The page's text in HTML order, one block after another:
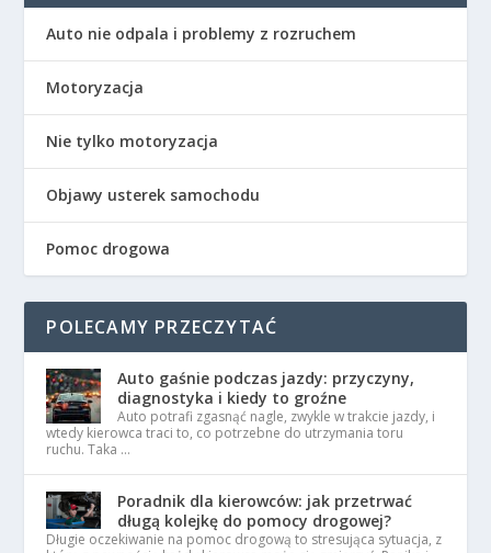
Auto nie odpala i problemy z rozruchem
Motoryzacja
Nie tylko motoryzacja
Objawy usterek samochodu
Pomoc drogowa
POLECAMY PRZECZYTAĆ
Auto gaśnie podczas jazdy: przyczyny,
diagnostyka i kiedy to groźne
Auto potrafi zgasnąć nagle, zwykle w trakcie jazdy, i
wtedy kierowca traci to, co potrzebne do utrzymania toru
ruchu. Taka …
Poradnik dla kierowców: jak przetrwać
długą kolejkę do pomocy drogowej?
Długie oczekiwanie na pomoc drogową to stresująca sytuacja, z